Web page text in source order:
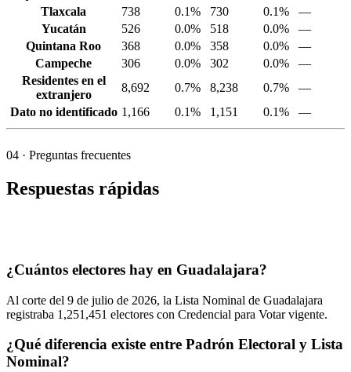
Tlaxcala
738 0.1% 730 0.1%
—
Yucatán
526 0.0% 518 0.0%
—
Quintana Roo
368 0.0% 358 0.0%
—
Campeche
306 0.0% 302 0.0%
—
Residentes en el
extranjero
8,692 0.7% 8,238 0.7%
—
Dato no identificado 1,166 0.1% 1,151 0.1% —
04 · Preguntas frecuentes
Respuestas rápidas
¿Cuántos electores hay en Guadalajara?
Al corte del 9 de julio de 2026, la Lista Nominal de Guadalajara
registraba 1,251,451 electores con Credencial para Votar vigente.
¿Qué diferencia existe entre Padrón Electoral y Lista
Nominal?